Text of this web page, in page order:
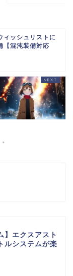
ィッシュリストに
【混沌装備対応
】エクスアスト
システムが楽